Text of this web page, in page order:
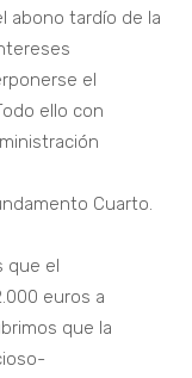
abono tardío de la
el
ello con
Cuarto.
que el
euros a
que la